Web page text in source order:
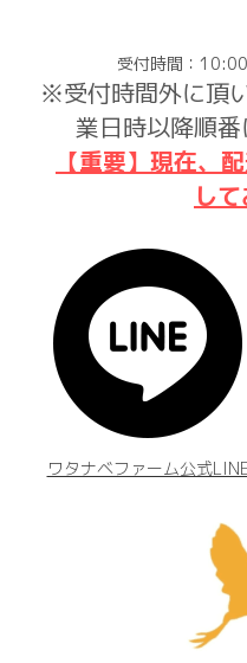
受付時間：
※受付時間外に頂
業日時以降順番
【重要】現在、
し
ワタナベファーム公式LINE